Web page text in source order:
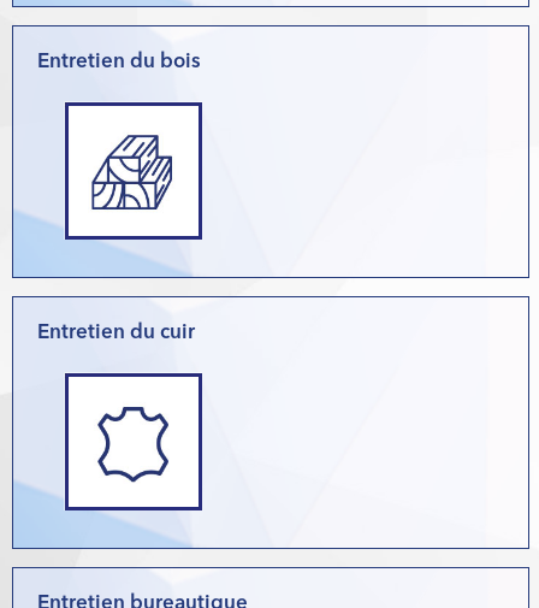
Entretien du bois
Entretien du cuir
Entretien bureautique